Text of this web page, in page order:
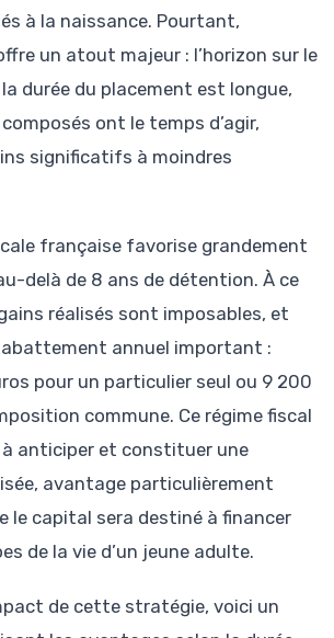
à la naissance. Pourtant,
un atout majeur : l’horizon sur le
durée du placement est longue,
ont le temps d’agir,
significatifs à moindres
française favorise grandement
delà de 8 ans de détention. À ce
réalisés sont imposables, et
abattement annuel important :
pour un particulier seul ou 9 200
commune. Ce régime fiscal
à anticiper et constituer une
avantage particulièrement
le capital sera destiné à financer
de la vie d’un jeune adulte.
de cette stratégie, voici un